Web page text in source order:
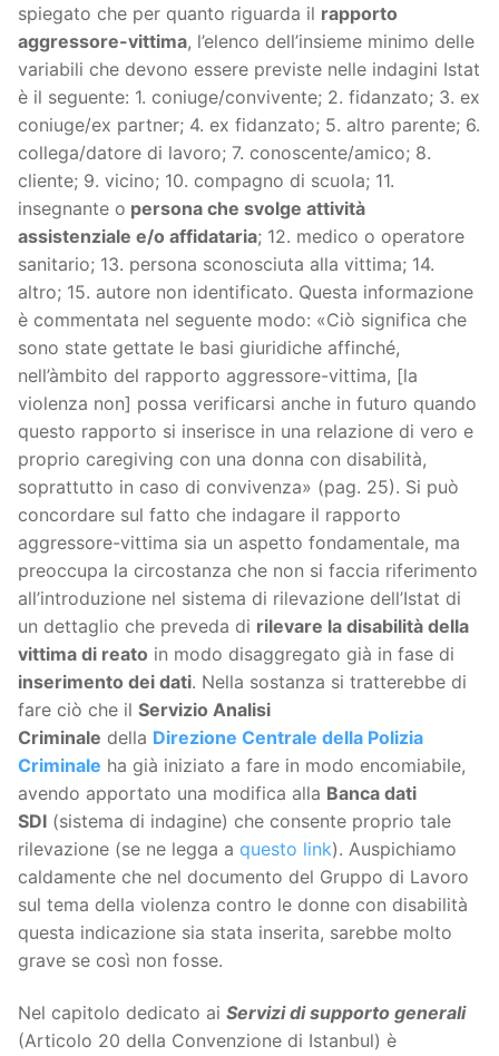
spiegato che per quanto riguarda il rapporto
aggressore-vittima, l’elenco dell’insieme minimo delle
variabili che devono essere previste nelle indagini Istat
è il seguente: 1. coniuge/convivente; 2. fidanzato; 3. ex
coniuge/ex partner; 4. ex fidanzato; 5. altro parente; 6.
collega/datore di lavoro; 7. conoscente/amico; 8.
cliente; 9. vicino; 10. compagno di scuola; 11.
insegnante o persona che svolge attività
assistenziale e/o affidataria; 12. medico o operatore
sanitario; 13. persona sconosciuta alla vittima; 14.
altro; 15. autore non identificato. Questa informazione
è commentata nel seguente modo: «Ciò significa che
sono state gettate le basi giuridiche affinché,
nell’àmbito del rapporto aggressore-vittima, [la
violenza non] possa verificarsi anche in futuro quando
questo rapporto si inserisce in una relazione di vero e
proprio caregiving con una donna con disabilità,
soprattutto in caso di convivenza» (pag. 25). Si può
concordare sul fatto che indagare il rapporto
aggressore-vittima sia un aspetto fondamentale, ma
preoccupa la circostanza che non si faccia riferimento
all’introduzione nel sistema di rilevazione dell’Istat di
un dettaglio che preveda di rilevare la disabilità della
vittima di reato in modo disaggregato già in fase di
inserimento dei dati. Nella sostanza si tratterebbe di
fare ciò che il Servizio Analisi
Criminale della Direzione Centrale della Polizia
Criminale ha già iniziato a fare in modo encomiabile,
avendo apportato una modifica alla Banca dati
SDI (sistema di indagine) che consente proprio tale
rilevazione (se ne legga a questo link). Auspichiamo
caldamente che nel documento del Gruppo di Lavoro
sul tema della violenza contro le donne con disabilità
questa indicazione sia stata inserita, sarebbe molto
grave se così non fosse.
Nel capitolo dedicato ai Servizi di supporto generali
(Articolo 20 della Convenzione di Istanbul) è